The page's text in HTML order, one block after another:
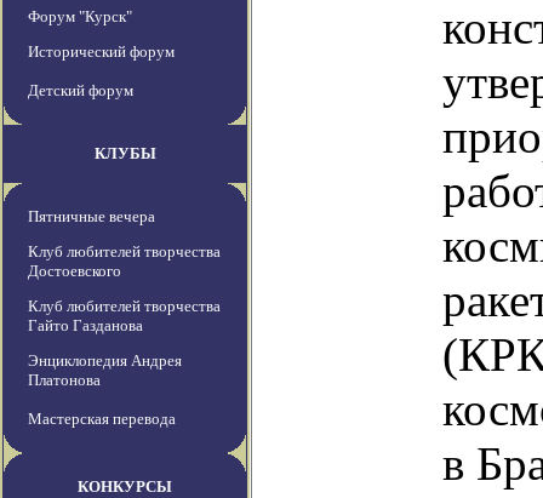
Форум "Курск"
Исторический форум
Детский форум
КЛУБЫ
Пятничные вечера
Клуб любителей творчества
Достоевского
Клуб любителей творчества
Гайто Газданова
Энциклопедия Андрея
Платонова
Мастерская перевода
КОНКУРСЫ
в